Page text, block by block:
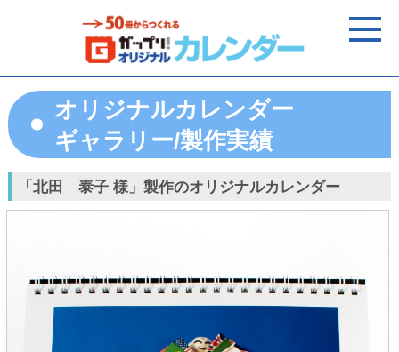
オリジナルカレンダー
ギャラリー/製作実績
「北田 泰子 様」製作のオリジナルカレンダー